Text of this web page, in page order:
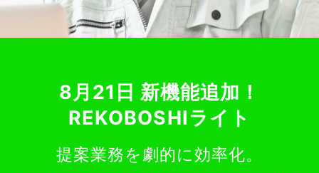
8月21日 新機能追加！
REKOBOSHIライト
提案業務を劇的に効率化。